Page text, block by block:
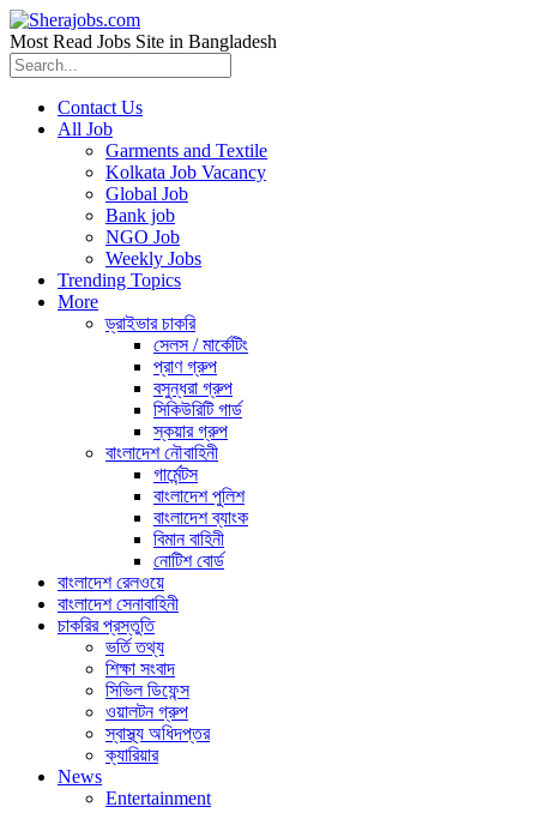
Most Read Jobs Site in Bangladesh
Contact Us
All Job
Garments and Textile
Kolkata Job Vacancy
Global Job
Bank job
NGO Job
Weekly Jobs
Trending Topics
More
ড্রাইভার চাকরি
সেলস / মার্কেটিং
প্রাণ গ্রুপ
বসুন্ধরা গ্রুপ
সিকিউরিটি গার্ড
স্কয়ার গ্রুপ
বাংলাদেশ নৌবাহিনী
গার্মেন্টস
বাংলাদেশ পুলিশ
বাংলাদেশ ব্যাংক
বিমান বাহিনী
নোটিশ বোর্ড
বাংলাদেশ রেলওয়ে
বাংলাদেশ সেনাবাহিনী
চাকরির প্রস্তুতি
ভর্তি তথ্য
শিক্ষা সংবাদ
সিভিল ডিফেন্স
ওয়ালটন গ্রুপ
স্বাস্থ্য অধিদপ্তর
ক্যারিয়ার
News
Entertainment